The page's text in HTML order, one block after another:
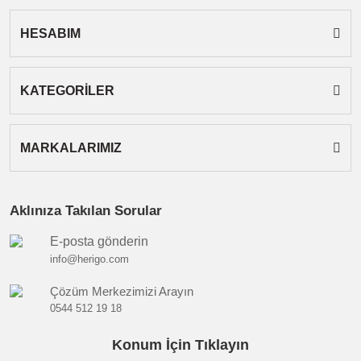
Gönder
HESABIM
KATEGORİLER
MARKALARIMIZ
Aklınıza Takılan Sorular
E-posta gönderin
info@herigo.com
Çözüm Merkezimizi Arayın
0544 512 19 18
Konum İçin Tıklayın